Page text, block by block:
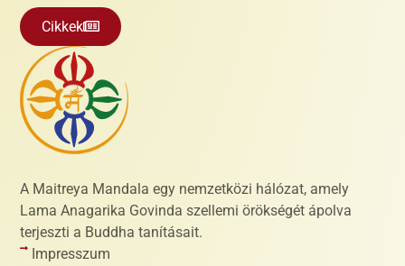
A Maitreya Mandala egy nemzetközi hálózat, amely
Lama Anagarika Govinda szellemi örökségét ápolva
terjeszti a Buddha tanításait.
Impresszum
Cikkek